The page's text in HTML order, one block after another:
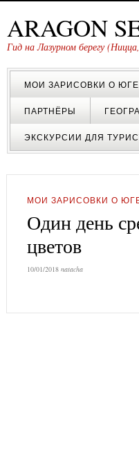
ARAGON
Гид на Лазурном берегу
МОИ ЗАРИСОВКИ О
АНТИБ
ГРАСС
МЕНТОН
МОНАКО
ПАРТНЁРЫ
ГИД В ПАРИЖЕ ГАЛИНА
МАССОН
ФОТОГРАФ НА ЛАЗУРНОМ
КАРЛИНА МУМДЖИЕВ-
МАНАН
ЭКСКУРСИИ ДЛЯ
МОИ ЗАРИСОВКИ О
Один день
цветов
10/01/2018 natacha